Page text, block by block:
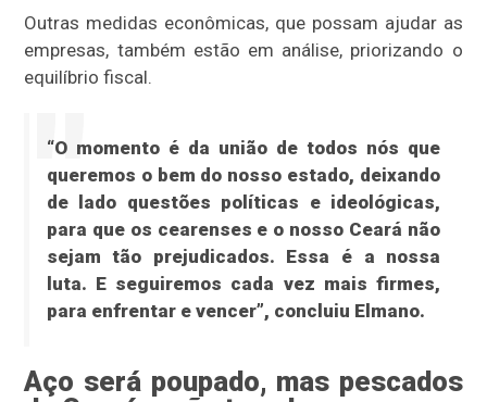
Outras medidas econômicas, que possam ajudar as
empresas, também estão em análise, priorizando o
equilíbrio fiscal.
“O momento é da união de todos nós que
queremos o bem do nosso estado, deixando
de lado questões políticas e ideológicas,
para que os cearenses e o nosso Ceará não
sejam tão prejudicados. Essa é a nossa
luta. E seguiremos cada vez mais firmes,
para enfrentar e vencer”, concluiu Elmano.
Aço será poupado, mas pescados